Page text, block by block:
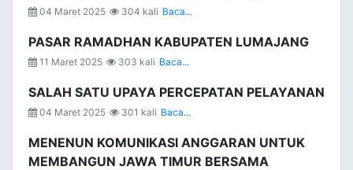
04 Maret 2025 304 kali Baca...
PASAR RAMADHAN KABUPATEN LUMAJANG
11 Maret 2025 303 kali Baca...
SALAH SATU UPAYA PERCEPATAN PELAYANAN
04 Maret 2025 301 kali Baca...
MENENUN KOMUNIKASI ANGGARAN UNTUK
MEMBANGUN JAWA TIMUR BERSAMA